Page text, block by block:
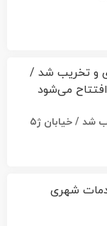
۳ باب مغازه محدوده پستک خریداری و تخریب شد / خیابان ژ۵